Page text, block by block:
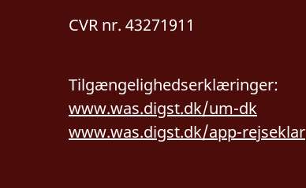
CVR nr. 43271911
Tilgængelighedserklæringer:
www.was.digst.dk/um-dk
www.was.digst.dk/app-rejseklar